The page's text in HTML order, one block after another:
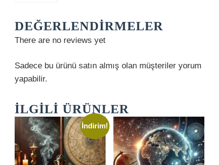
DEĞERLENDIRMELER
There are no reviews yet
Sadece bu ürünü satın almış olan müşteriler yorum
yapabilir.
İLGILI ÜRÜNLER
İndirim!